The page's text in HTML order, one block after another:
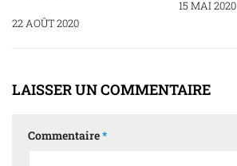
22 AOÛT 2020
15 MAI 2020
LAISSER UN COMMENTAIRE
Commentaire*